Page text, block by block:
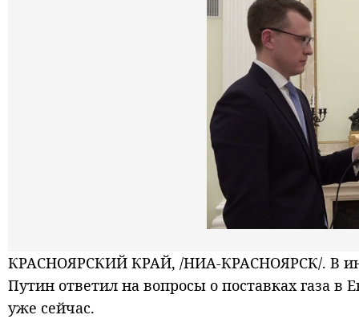
КРАСНОЯРСКИЙ КРАЙ, /НИА-КРАСНОЯРСК/. В
Путин ответил на вопросы о поставках газа в
уже сейчас.